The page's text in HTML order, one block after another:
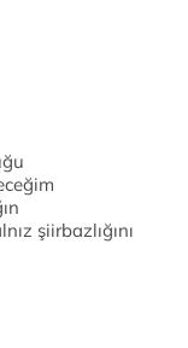
şiirbazlığını